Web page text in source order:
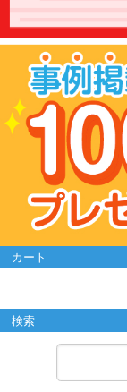
カート
検索